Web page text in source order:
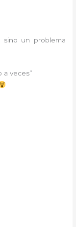
, sino un problema
a veces”